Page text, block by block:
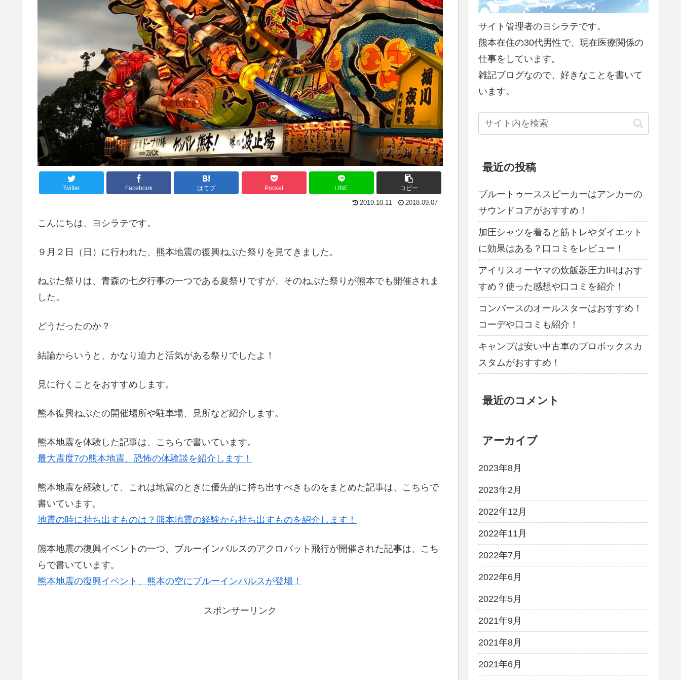
Twitter Facebook はてブ Pocket LINE コピー
2019.10.11 2018.09.07
こんにちは、ヨシラテです。
９月２日（日）に行われた、熊本地震の復興ねぶた祭りを見てきました。
ねぶた祭りは、青森の七夕行事の一つである夏祭りですが、そのねぶた祭りが熊本でも開催されま
した。
どうだったのか？
結論からいうと、かなり迫力と活気がある祭りでしたよ！
見に行くことをおすすめします。
熊本復興ねぶたの開催場所や駐車場、見所など紹介します。
熊本地震を体験した記事は、こちらで書いています。
最大震度7の熊本地震、恐怖の体験談を紹介します！
熊本地震を経験して、これは地震のときに優先的に持ち出すべきものをまとめた記事は、こちらで
書いています。
地震の時に持ち出すものは？熊本地震の経験から持ち出すものを紹介します！
熊本地震の復興イベントの一つ、ブルーインパルスのアクロバット飛行が開催された記事は、こち
らで書いています。
熊本地震の復興イベント、熊本の空にブルーインパルスが登場！
スポンサーリンク
サイト管理者のヨシラテです。
熊本在住の30代男性で、現在医療関係の
仕事をしています。
雑記ブログなので、好きなことを書いて
います。
最近の投稿
ブルートゥーススピーカーはアンカーの
サウンドコアがおすすめ！
加圧シャツを着ると筋トレやダイエット
に効果はある？口コミをレビュー！
アイリスオーヤマの炊飯器圧力IHはおす
すめ？使った感想や口コミを紹介！
コンバースのオールスターはおすすめ！
コーデや口コミも紹介！
キャンプは安い中古車のプロボックスカ
スタムがおすすめ！
最近のコメント
アーカイブ
2023年8月
2023年2月
2022年12月
2022年11月
2022年7月
2022年6月
2022年5月
2021年9月
2021年8月
2021年6月